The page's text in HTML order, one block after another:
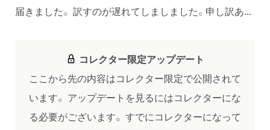
届きました。 訳すのが遅れてしましました。申し訳あ...
コレクター限定アップデート
ここから先の内容はコレクター限定で公開されて
います。 アップデートを見るにはコレクターにな
る必要がございます。 すでにコレクターになって